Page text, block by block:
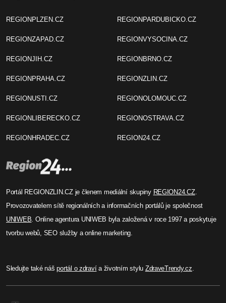
REGIONPLZEN.CZ
REGIONZAPAD.CZ
REGIONJIH.CZ
REGIONPRAHA.CZ
REGIONUSTI.CZ
REGIONLIBERECKO.CZ
REGIONHRADEC.CZ
REGIONPARDUBICKO.CZ
REGIONVYSOCINA.CZ
REGIONBRNO.CZ
REGIONZLIN.CZ
REGIONOLOMOUC.CZ
REGIONOSTRAVA.CZ
REGION24.CZ
Portál REGIONZLIN.CZ je členem mediální skupiny REGION24.CZ.
Provozovatelem sítě regionálních a informačních portálů je společnost
UNIWEB . Online agentura UNIWEB byla založená v roce 1997 a poskytuje
tvorbu webů, SEO služby a online marketing.
Sledujte také nášportál o zdravía životním stylu ZdraveTrendy.cz